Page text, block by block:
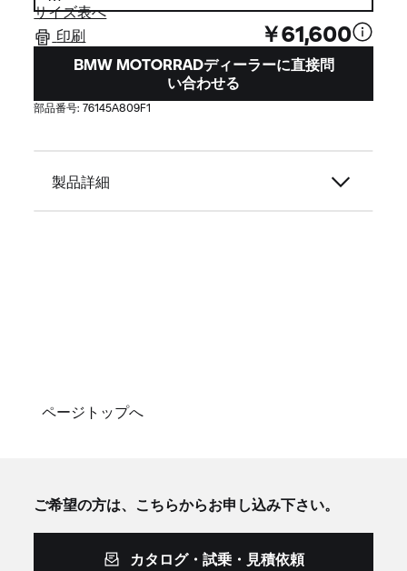
サイズ表へ
印刷
￥61,600
BMW MOTORRADディーラーに直接問
い合わせる
部品番号:76145A809F1
製品詳細
ページトップへ
ご希望の方は、こちらからお申し込み下さい。
カタログ・試乗・見積依頼